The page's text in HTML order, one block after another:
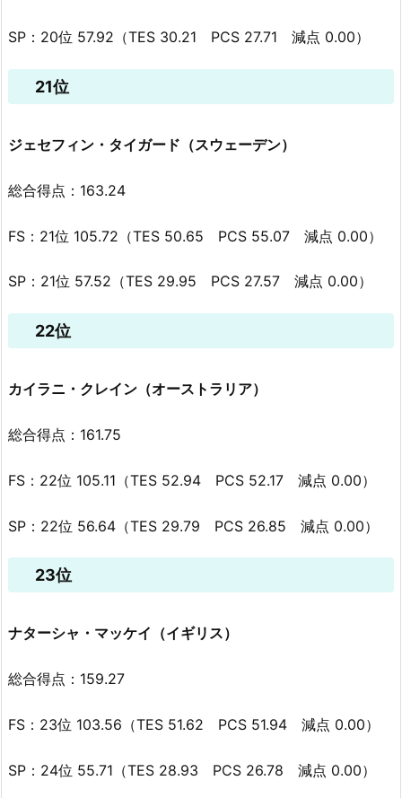
SP：20位 57.92（TES 30.21 PCS 27.71 減点 0.00）
21位
ジェセフィン・タイガード（スウェーデン）
総合得点：163.24
FS：21位 105.72（TES 50.65 PCS 55.07 減点 0.00）
SP：21位 57.52（TES 29.95 PCS 27.57 減点 0.00）
22位
カイラニ・クレイン（オーストラリア）
総合得点：161.75
FS：22位 105.11（TES 52.94 PCS 52.17 減点 0.00）
SP：22位 56.64（TES 29.79 PCS 26.85 減点 0.00）
23位
ナターシャ・マッケイ（イギリス）
総合得点：159.27
FS：23位 103.56（TES 51.62 PCS 51.94 減点 0.00）
SP：24位 55.71（TES 28.93 PCS 26.78 減点 0.00）